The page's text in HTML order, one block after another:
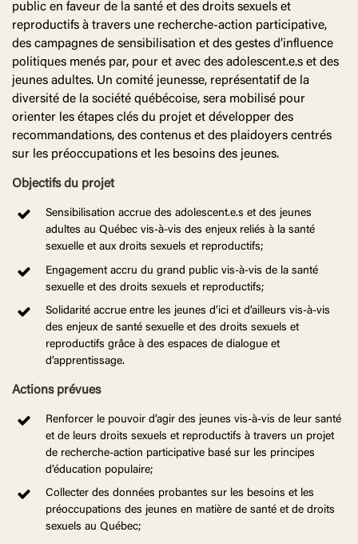
public en faveur de la santé et des droits sexuels et
reproductifs à travers une recherche-action participative,
des campagnes de sensibilisation et des gestes d’influence
politiques menés par, pour et avec des adolescent.e.s et des
jeunes adultes. Un comité jeunesse, représentatif de la
diversité de la société québécoise, sera mobilisé pour
orienter les étapes clés du projet et développer des
recommandations, des contenus et des plaidoyers centrés
sur les préoccupations et les besoins des jeunes.
Objectifs du projet
Sensibilisation accrue des adolescent.e.s et des jeunes
adultes au Québec vis-à-vis des enjeux reliés à la santé
sexuelle et aux droits sexuels et reproductifs;
Engagement accru du grand public vis-à-vis de la santé
sexuelle et des droits sexuels et reproductifs;
Solidarité accrue entre les jeunes d’ici et d’ailleurs vis-à-vis
des enjeux de santé sexuelle et des droits sexuels et
reproductifs grâce à des espaces de dialogue et
d’apprentissage.
Actions prévues
Renforcer le pouvoir d’agir des jeunes vis-à-vis de leur santé
et de leurs droits sexuels et reproductifs à travers un projet
de recherche-action participative basé sur les principes
d’éducation populaire;
Collecter des données probantes sur les besoins et les
préoccupations des jeunes en matière de santé et de droits
sexuels au Québec;